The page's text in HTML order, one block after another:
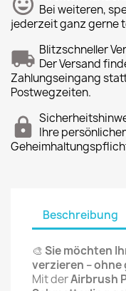
Bei weiteren,
jederzeit ganz gerne
Blitzschneller
Der Versand
Zahlungseingang
Postwegzeiten.
Ihre
Beschreibung
🎨 Sie möchten
verzieren –
Mit derAirbrush